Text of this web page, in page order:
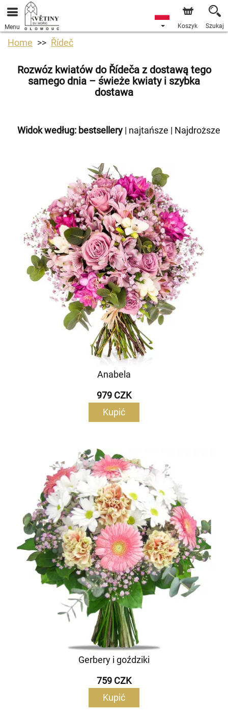
Menu Koszyk Szukaj
Home Řídeč
Rozwóz kwiatów do Řídeča z dostawą tego
samego dnia – świeże kwiaty i szybka
dostawa
Widok według: bestsellery | najtańsze | Najdroższe
Anabela
979 CZK
Kupić
Gerbery i goździki
759 CZK
Kupić